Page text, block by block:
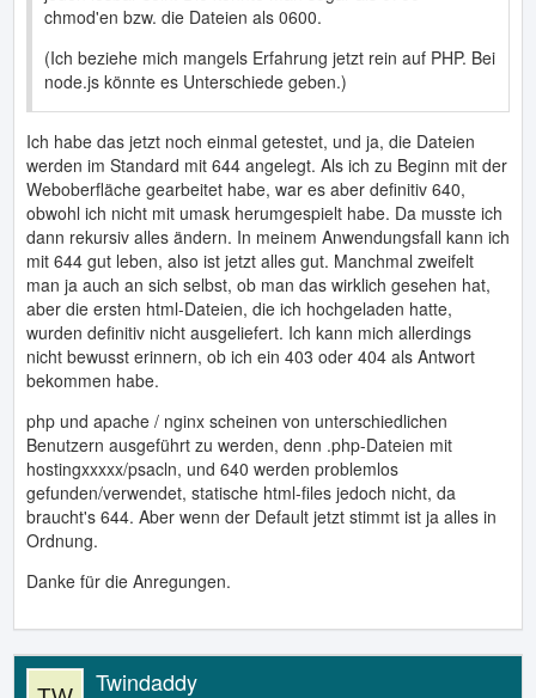
chmod'en bzw. die Dateien als 0600.
(Ich beziehe mich mangels Erfahrung jetzt rein auf PHP. Bei
node.js könnte es Unterschiede geben.)
Ich habe das jetzt noch einmal getestet, und ja, die Dateien
werden im Standard mit 644 angelegt. Als ich zu Beginn mit der
Weboberfläche gearbeitet habe, war es aber definitiv 640,
obwohl ich nicht mit umask herumgespielt habe. Da musste ich
dann rekursiv alles ändern. In meinem Anwendungsfall kann ich
mit 644 gut leben, also ist jetzt alles gut. Manchmal zweifelt
man ja auch an sich selbst, ob man das wirklich gesehen hat,
aber die ersten html-Dateien, die ich hochgeladen hatte,
wurden definitiv nicht ausgeliefert. Ich kann mich allerdings
nicht bewusst erinnern, ob ich ein 403 oder 404 als Antwort
bekommen habe.
php und apache / nginx scheinen von unterschiedlichen
Benutzern ausgeführt zu werden, denn .php-Dateien mit
hostingxxxxx/psacln, und 640 werden problemlos
gefunden/verwendet, statische html-files jedoch nicht, da
braucht's 644. Aber wenn der Default jetzt stimmt ist ja alles in
Ordnung.
Danke für die Anregungen.
Twindaddy